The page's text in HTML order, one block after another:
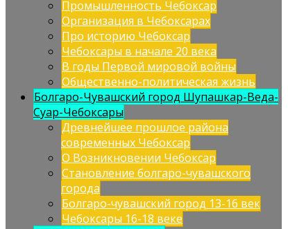
Промышленность Чебоксар
Организация в Чебоксарах
Про историю Чебоксар
Чебоксары в начале 20 века
В годы Первой мировой войны
Общественно-политическая жизнь
Болгаро-Чувашский город Шупашкар-Веда-
Суар-Чебоксары
Древнейшее прошлое района
современных Чебоксар
О Возникновении Чебоксар
Становление болгаро-чувашского
города
Болгаро-чувашский город 13-16 век
Чебоксары 16-18 веке